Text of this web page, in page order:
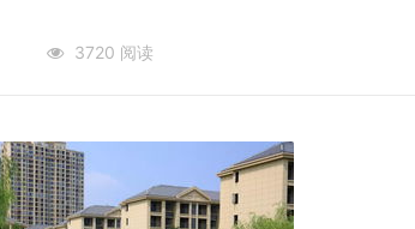
3720 阅读